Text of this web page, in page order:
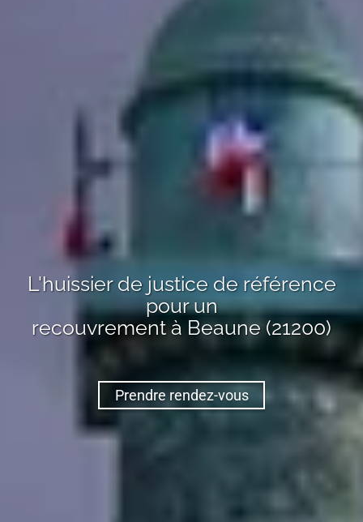
L'huissier de justice de référence
pour un
recouvrementà Beaune (21200)
Prendre rendez-vous